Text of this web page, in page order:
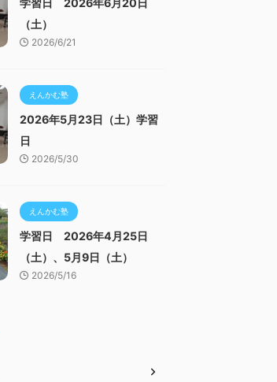
学習日 2026年6月20日
（土）
2026/6/21
えんかむ塾
2026年5月23日（土）学習
日
2026/5/30
えんかむ塾
学習日 2026年4月25日
（土）、5月9日（土）
2026/5/16